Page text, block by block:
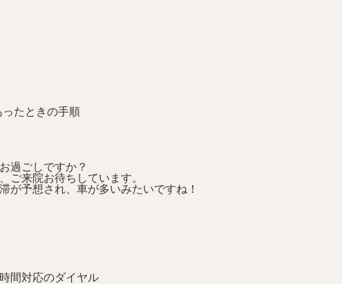
たときの手順
過ごしですか？
ご来院お待ちしています。
が予想され、車が多いみたいですね！
間対応のダイヤル